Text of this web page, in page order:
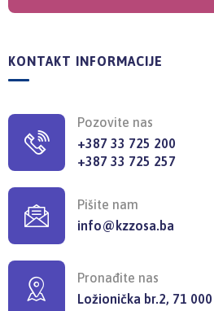
KONTAKT INFORMACIJE
Pozovite nas
+387 33 725 200
+387 33 725 257
Pišite nam
info@kzzosa.ba
Pronađite nas
Ložionička br.2, 71